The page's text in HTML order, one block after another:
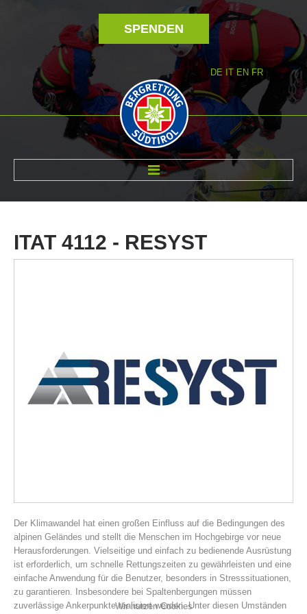
SPENDEN
DE IT EN FR
ITAT 4112 - RESYST
Der Klimawandel hat einen großen Einfluss auf die Bedingungen des
alpinen Geländes und stellt die Menschen im Hochgebirge vor neue
Herausforderungen. Vielseitige und einfach zu bedienende Ausrüstung
ist erforderlich, um schnelle Rettungszeiten zu gewährleisten und eine
einfache Anwendung für die Benutzer, besonders in Stresssituationen,
zu garantieren. Insbesondere bei Spaltenbergungen müssen
zuverlässige Ankerpunkte realisiert werden. Unter diesen Umständen
Wir nutzen Cookies